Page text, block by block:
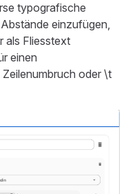
typografische
einzufügen,
als Fliesstext
einen
oder \t